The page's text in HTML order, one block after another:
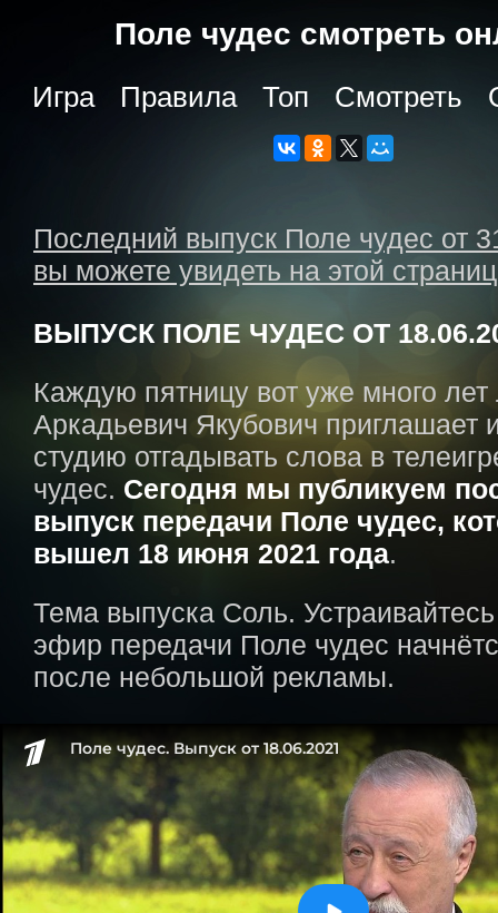
Поле чудес cмотреть
Игра Правила Топ Смотреть
Последний выпуск Поле чудес от
вы можете увидеть на этой
ВЫПУСК ПОЛЕ ЧУДЕС ОТ
Каждую пятницу вот уже много
Аркадьевич Якубович приглашает
студию отгадывать слова в
чудес. Сегодня мы публикуем
выпуск передачи Поле чудес,
вышел 18 июня 2021 года.
Тема выпуска Соль.
эфир передачи Поле чудес
после небольшой рекламы.